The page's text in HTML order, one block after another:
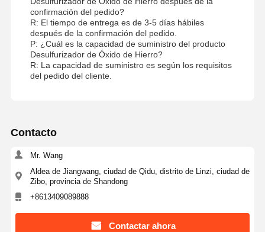
confirmación del pedido?
R: El tiempo de entrega es de 3-5 días hábiles
después de la confirmación del pedido.
P: ¿Cuál es la capacidad de suministro del producto
Desulfurizador de Óxido de Hierro?
R: La capacidad de suministro es según los requisitos
del pedido del cliente.
Contacto
Mr. Wang
Aldea de Jiangwang, ciudad de Qidu, distrito de Linzi, ciudad de
Zibo, provincia de Shandong
+8613409089888
Contactar ahora